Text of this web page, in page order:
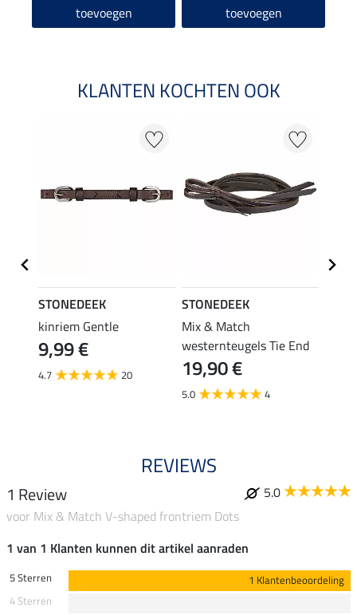
toevoegen toevoegen
KLANTEN KOCHTEN OOK
STONEDEEK
kinriem Gentle
9,99 €
4.7 20
STONEDEEK
Mix & Match
westernteugels Tie End
19,90 €
5.0 4
REVIEWS
1 Review
5.0
voor Mix & Match V-shaped frontriem Dots
1 van 1 Klanten kunnen dit artikel aanraden
5 Sterren
1 Klantenbeoordeling
4 Sterren